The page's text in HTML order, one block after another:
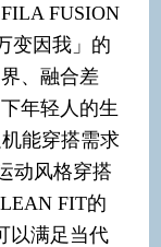
FUSION
变因我」的
、融合差
年轻人的生
能穿搭需求
动风格穿搭
FIT的
以满足当代